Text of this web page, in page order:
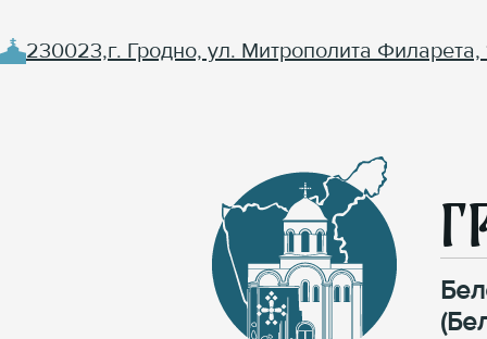
230023,г. Гродно, ул. Митрополита Филарета,